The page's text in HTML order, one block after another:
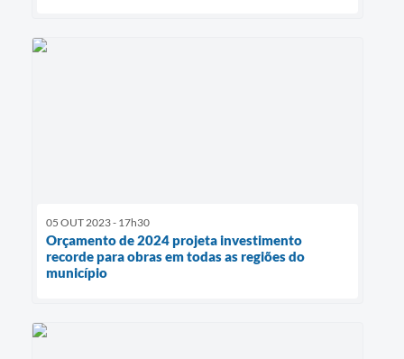
05 OUT 2023 - 17h30
Orçamento de 2024 projeta investimento
recorde para obras em todas as regiões do
município